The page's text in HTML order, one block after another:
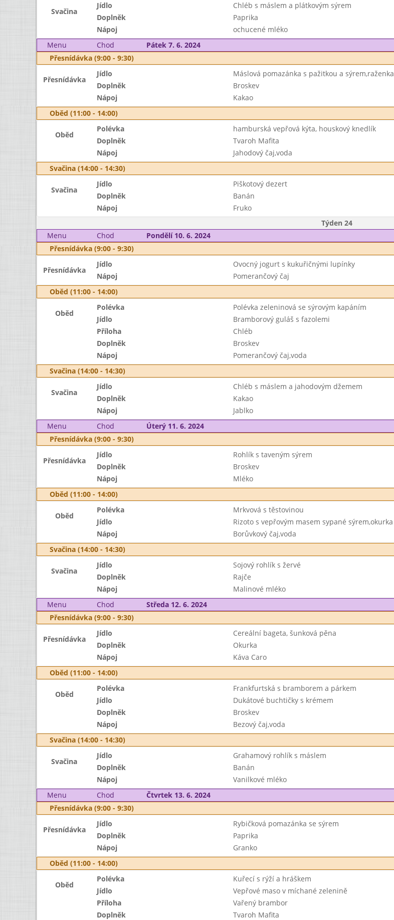
Svačina
Jídlo Chléb s máslem a plátkovým sýrem
Doplněk
Paprika
Nápoj
ochucené mléko
Menu
Chod Pátek 7. 6. 2024
Přesnídávka (9:00 - 9:30)
Přesnídávka
Jídlo Máslová pomazánka s pažitkou a sýrem,raženka
Doplněk
Broskev
Nápoj
Kakao
Oběd (11:00 - 14:00)
Oběd
Polévka hamburská vepřová kýta, houskový knedlík
Doplněk
Tvaroh Mafita
Nápoj
Jahodový čaj,voda
Svačina (14:00 - 14:30)
Svačina
Jídlo Piškotový dezert
Doplněk
Banán
Nápoj
Fruko
Týden 24
Menu
Chod Pondělí 10. 6. 2024
Přesnídávka (9:00 - 9:30)
Přesnídávka
Jídlo Ovocný jogurt s kukuřičnými lupínky
Nápoj
Pomerančový čaj
Oběd (11:00 - 14:00)
Oběd
Polévka Polévka zeleninová se sýrovým kapáním
Jídlo
Bramborový guláš s fazolemi
Příloha
Chléb
Doplněk
Broskev
Nápoj
Pomerančový čaj,voda
Svačina (14:00 - 14:30)
Svačina
Jídlo Chléb s máslem a jahodovým džemem
Doplněk
Kakao
Nápoj
Jablko
Menu
Chod Úterý 11. 6. 2024
Přesnídávka (9:00 - 9:30)
Přesnídávka
Jídlo Rohlík s taveným sýrem
Doplněk
Broskev
Nápoj
Mléko
Oběd (11:00 - 14:00)
Oběd
Polévka Mrkvová s těstovinou
Jídlo
Rizoto s vepřovým masem sypané sýrem,okurka
Nápoj
Borůvkový čaj,voda
Svačina (14:00 - 14:30)
Svačina
Jídlo Sojový rohlík s žervé
Doplněk
Rajče
Nápoj
Malinové mléko
Menu
Chod Středa 12. 6. 2024
Přesnídávka (9:00 - 9:30)
Přesnídávka
Jídlo Cereální bageta, šunková pěna
Doplněk
Okurka
Nápoj
Káva Caro
Oběd (11:00 - 14:00)
Oběd
Polévka Frankfurtská s bramborem a párkem
Jídlo
Dukátové buchtičky s krémem
Doplněk
Broskev
Nápoj
Bezový čaj,voda
Svačina (14:00 - 14:30)
Svačina
Jídlo Grahamový rohlík s máslem
Doplněk
Banán
Nápoj
Vanilkové mléko
Menu
Chod Čtvrtek 13. 6. 2024
Přesnídávka (9:00 - 9:30)
Přesnídávka
Jídlo Rybičková pomazánka se sýrem
Doplněk
Paprika
Nápoj
Granko
Oběd (11:00 - 14:00)
Oběd
Polévka
Kuřecí s rýží a hráškem
Jídlo
Vepřové maso v míchané zelenině
Příloha
Vařený brambor
Doplněk
Tvaroh Mafita